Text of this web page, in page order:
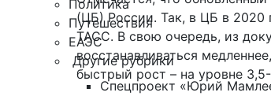
Политика
Путешествия
ЕАЭС
Другие рубрики
Спецпроект «Юрий
(ЦБ) России. Так, в ЦБ в 2020
ТАСС. В свою очередь, из
восстанавливаться
быстрый рост – на уровне 3,5-